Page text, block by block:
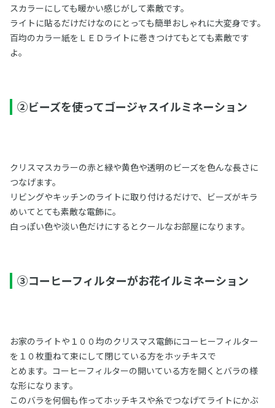
スカラーにしても暖かい感じがして素敵です。
ライトに貼るだけだけなのにとっても簡単おしゃれに大変身です。
百均のカラー紙をＬＥＤライトに巻きつけてもとても素敵です
よ。
②ビーズを使ってゴージャスイルミネーション
クリスマスカラーの赤と緑や黄色や透明のビーズを色んな長さに
つなげます。
リビングやキッチンのライトに取り付けるだけで、ビーズがキラ
めいてとても素敵な電飾に。
白っぽい色や淡い色だけにするとクールなお部屋になります。
③コーヒーフィルターがお花イルミネーション
お家のライトや１００均のクリスマス電飾にコーヒーフィルター
を１０枚重ねて束にして閉じている方をホッチキスで
とめます。コーヒーフィルターの開いている方を開くとバラの様
な形になります。
このバラを何個も作ってホッチキスや糸でつなげてライトにかぶ